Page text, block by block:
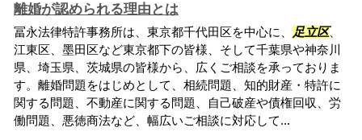
離婚が認められる理由とは
冨永法律特許事務所は、東京都千代田区を中心に、 足立区、
江東区、墨田区など東京都下の皆様、そして千葉県や神奈川
県、埼玉県、茨城県の皆様から、広くご相談を承っておりま
す。離婚問題をはじめとして、相続問題、知的財産・特許に
関する問題、不動産に関する問題、自己破産や債権回収、労
働問題、悪徳商法など、幅広いご相談に対応して...